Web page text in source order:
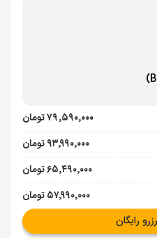
۷۹٬۵۹۰٬۰۰۰ تومان
۹۳٬۹۹۰٬۰۰۰ تومان
۶۵٬۴۹۰٬۰۰۰ تومان
۵۷٬۹۹۰٬۰۰۰ تومان
رایگان